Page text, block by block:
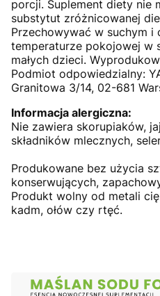
porcji. Suplement diety nie
substytut zróżnicowanej
Przechowywać w suchym i
temperaturze pokojowej w
małych dzieci.
Podmiot odpowiedzialny:
Granitowa 3/14, 02-681
Informacja alergiczna:
Nie zawiera skorupiaków,
składników mlecznych,
Produkowane bez użycia
konserwujących,
Produkt wolny od metali
kadm, ołów czy rtęć.